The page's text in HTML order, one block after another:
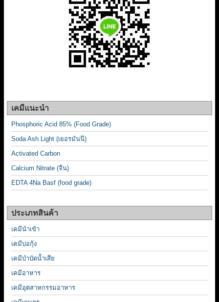
เคมีแนะนำ
Phosphoric Acid 85% (Food Grade)
Soda Ash Light (เยอรมันนี)
Activated Carbon
Calcium Nitrate (จีน)
EDTA 4Na Basf (food grade)
ประเภทสินค้า
เคมีนำเข้า
เคมีบ่อกุ้ง
เคมีบำบัดน้ำเสีย
เคมีอาหาร
เคมีอุตสาหกรรมอาหาร